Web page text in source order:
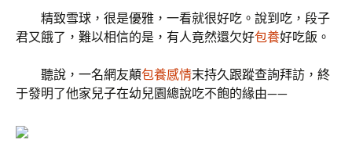
精致雪球，很是優雅，一看就很好吃。說到吃，段子
君又餓了，難以相信的是，有人竟然還欠好包養好吃飯。
聽說，一名網友顛包養感情末持久跟蹤查詢拜訪，終
于發明了他家兒子在幼兒園總說吃不飽的緣由——